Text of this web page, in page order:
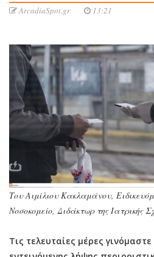
ArcadiaSpot.gr 13:21
Του Αιμίλιου Κακλαμάνου,
Νοσοκομείο, Διδάκτωρ της Ιατρικής
Τις τελευταίες μέρες